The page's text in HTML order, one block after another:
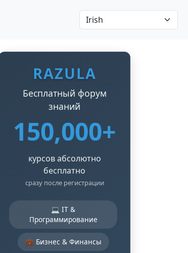
RAZULA
Бесплатный форум
знаний
150,000+
курсов абсолютно
бесплатно
сразу после регистрации
💻 IT &
Программирование
💼 Бизнес & Финансы